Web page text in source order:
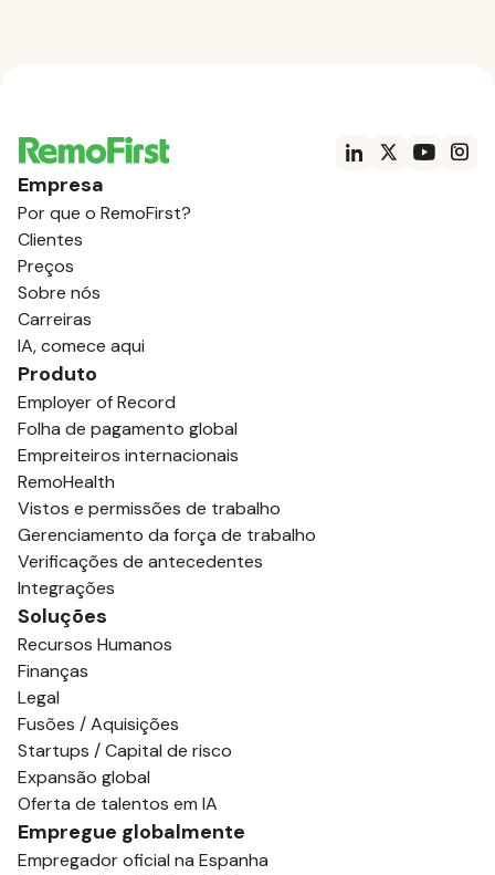
Empresa
Por que o RemoFirst?
Clientes
Preços
Sobre nós
Carreiras
IA, comece aqui
Produto
Employer of Record
Folha de pagamento global
Empreiteiros internacionais
RemoHealth
Vistos e permissões de trabalho
Gerenciamento da força de trabalho
Verificações de antecedentes
Integrações
Soluções
Recursos Humanos
Finanças
Legal
Fusões / Aquisições
Startups / Capital de risco
Expansão global
Oferta de talentos em IA
Empregue globalmente
Empregador oficial na Espanha